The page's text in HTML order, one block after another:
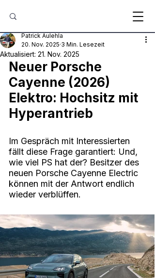
Patrick Aulehla
20. Nov. 2025 3 Min. Lesezeit
Aktualisiert: 21. Nov. 2025
Neuer Porsche
Cayenne (2026)
Elektro: Hochsitz mit
Hyperantrieb
Im Gespräch mit Interessierten
fällt diese Frage garantiert: Und,
wie viel PS hat der? Besitzer des
neuen Porsche Cayenne Electric
können mit der Antwort endlich
wieder verblüffen.